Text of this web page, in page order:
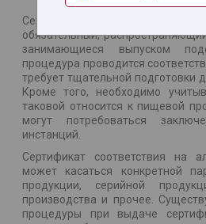
Сертификация алкогольной
обязательный,
занимающиеся выпуском
процедура проводится
требует тщательной подготовки
Кроме того, необходимо
таковой относится к пищевой
могут потребоваться
инстанций.
Сертификат соответствия на
может касаться конкретной
продукции, серийной
производства и прочее.
процедуры при выдаче